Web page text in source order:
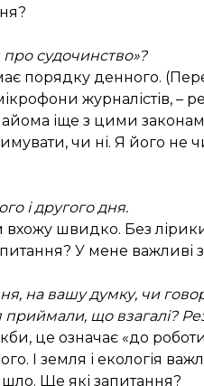
судочинство»?
порядку денного.
журналістів, –
іще з цими
чи ні. Я його не
і другого дня.
швидко. Без
У мене важливі
на вашу думку, чи
приймали, що взагалі?
це означає «до
І земля і екологія
Ще які запитання?